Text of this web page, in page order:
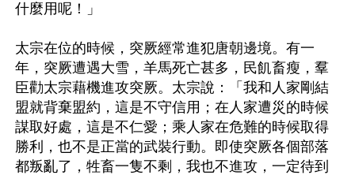
什麼用呢！」
太宗在位的時候，突厥經常進犯唐朝邊境。有一
年，突厥遭遇大雪，羊馬死亡甚多，民飢畜瘦，羣
臣勸太宗藉機進攻突厥。太宗說：「我和人家剛結
盟就背棄盟約，這是不守信用；在人家遭災的時候
謀取好處，這是不仁愛；乘人家在危難的時候取得
勝利，也不是正當的武裝行動。即使突厥各個部落
都叛亂了，牲畜一隻不剩，我也不進攻，一定待到